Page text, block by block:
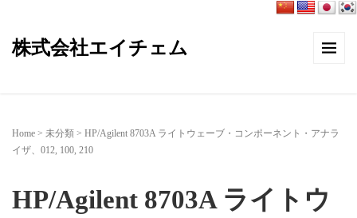
株式会社エイチェム
Home > 未分類 > HP/Agilent 8703A ライトウェーブ・コンポーネント・アナラ
イザ、012, 100, 210
HP/Agilent 8703A ライトウ